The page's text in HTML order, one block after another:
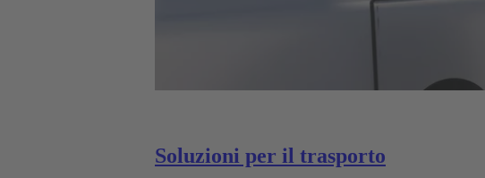
Soluzioni per il trasporto